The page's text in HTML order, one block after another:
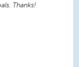
Thanks!